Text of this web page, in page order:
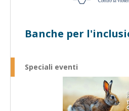
Banche per
Speciali eventi